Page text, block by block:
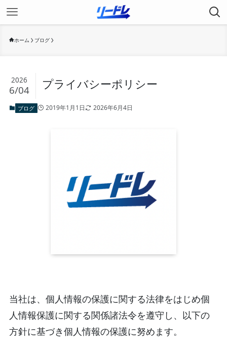
ホーム ブログ
プライバシーポリシー
2026
6/04
ブログ 2019年1月1日 2026年6月4日
当社は、個人情報の保護に関する法律をはじめ個
人情報保護に関する関係諸法令を遵守し、以下の
方針に基づき個人情報の保護に努めます。